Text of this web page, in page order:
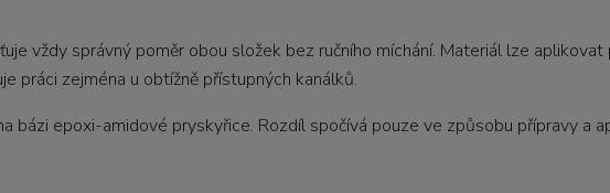
vždy správný poměr obou složek bez ručního míchání. Materiál lze
práci zejména u obtížně přístupných kanálků.
bázi epoxi-amidové pryskyřice. Rozdíl spočívá pouze ve způsobu přípravy a